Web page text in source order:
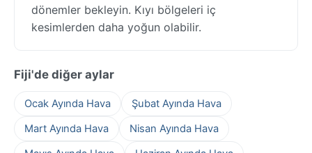
dönemler bekleyin. Kıyı bölgeleri iç
kesimlerden daha yoğun olabilir.
Fiji'de diğer aylar
Ocak Ayında Hava
Şubat Ayında Hava
Mart Ayında Hava
Nisan Ayında Hava